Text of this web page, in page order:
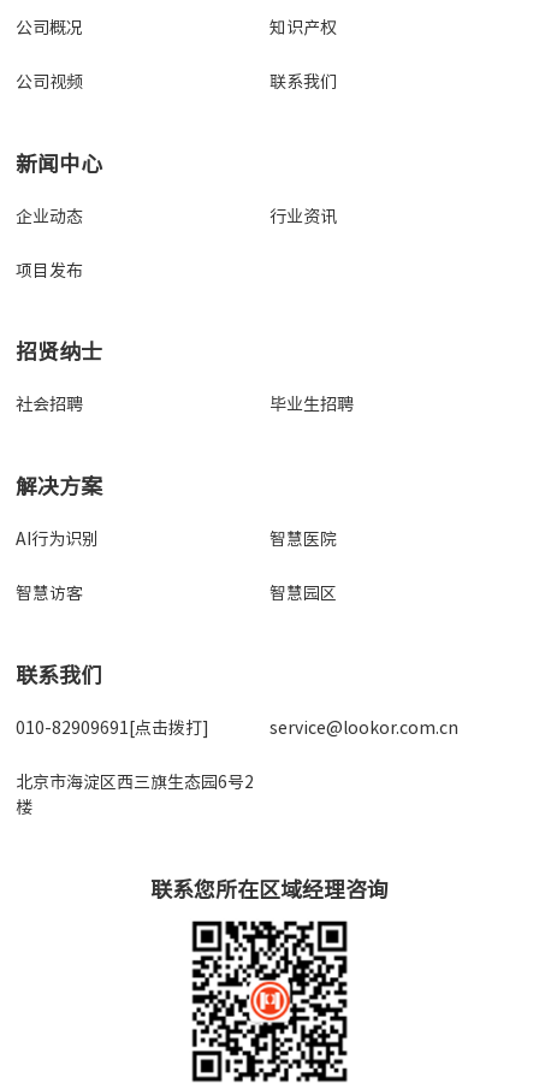
公司概况 知识产权
公司视频 联系我们
新闻中心
企业动态 行业资讯
项目发布
招贤纳士
社会招聘 毕业生招聘
解决方案
AI行为识别 智慧医院
智慧访客 智慧园区
联系我们
010-82909691[点击拨打] service@lookor.com.cn
北京市海淀区西三旗生态园6号2
楼
联系您所在区域经理咨询